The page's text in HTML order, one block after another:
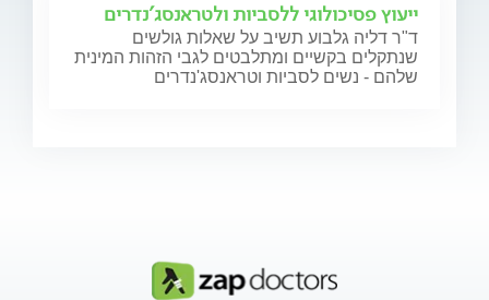
ייעוץ פסיכולוגי ללסביות ולטראנסג'נדרים
ד"ר דליה גלבוע תשיב על שאלות גולשים
שנתקלים בקשיים ומתלבטים לגבי הזהות המינית
שלהם - נשים לסביות וטראנסג'נדרים